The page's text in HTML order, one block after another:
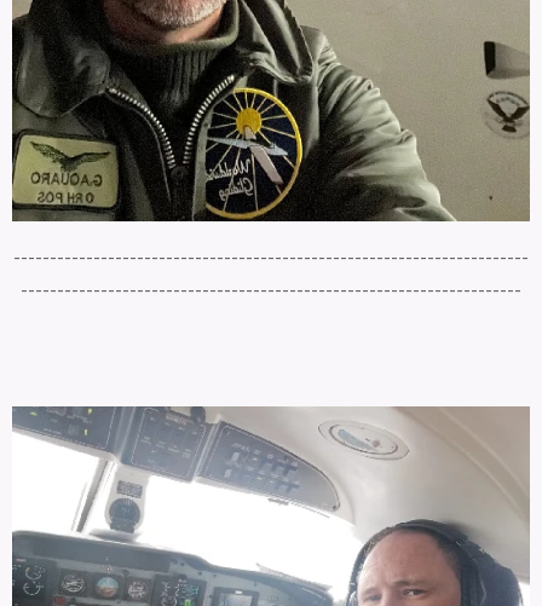
-----------------------------------------------------------------------
---------------------------------------------------------------------